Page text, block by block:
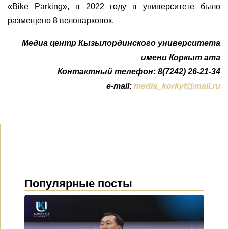
«Bike Parking», в 2022 году в университете было
размещено 8 велопарковок.
Медиа центр Кызылординского университета
имени Коркыт ата
Контактный телефон: 8(7242) 26-21-34
e-mail: media_korkyt@mail.ru
Популярные посты